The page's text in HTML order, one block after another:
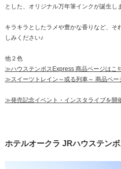
とした、オリジナル万年筆インクが誕生し
キラキラとしたラメや豊かな香りなど、そ
しみください♪
他２色
≫ハウステンボスExpress 商品ページはこ
≫スイーツトレイン～或る列車～ 商品ペー
≫発売記念イベント・インスタライブを開
ホテルオークラ JRハウステン